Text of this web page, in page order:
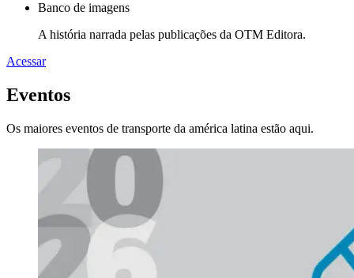
Banco de imagens
A história narrada pelas publicações da OTM Editora.
Acessar
Eventos
Os maiores eventos de transporte da américa latina estão aqui.